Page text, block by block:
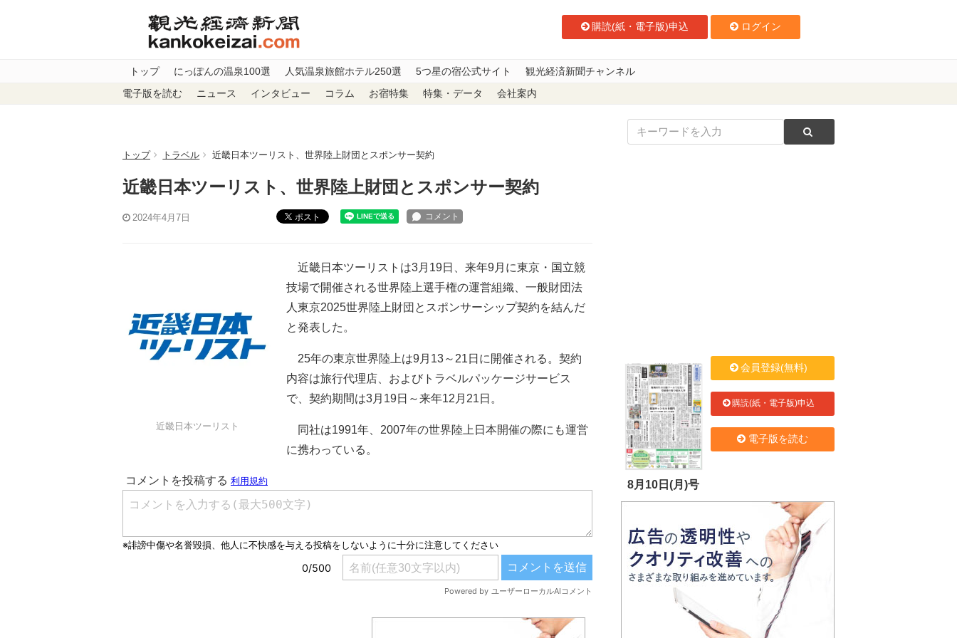
購読(紙・電子版)申込 ログイン
トップ にっぽんの温泉100選 人気温泉旅館ホテル250選 5つ星の宿公式サイト 観光経済新聞チャンネル
電子版を読む ニュース インタビュー コラム お宿特集 特集・データ 会社案内
トップ トラベル 近畿日本ツーリスト、世界陸上財団とスポンサー契約
近畿日本ツーリスト、世界陸上財団とスポンサー契約
2024年4月7日 ポスト
近畿日本ツーリスト
近畿日本ツーリストは3月19日、来年9月に東京・国立競
技場で開催される世界陸上選手権の運営組織、一般財団法
人東京2025世界陸上財団とスポンサーシップ契約を結んだ
と発表した。
25年の東京世界陸上は9月13～21日に開催される。契約
内容は旅行代理店、およびトラベルパッケージサービス
で、契約期間は3月19日～来年12月21日。
同社は1991年、2007年の世界陸上日本開催の際にも運営
に携わっている。
8月10日(月)号
会員登録(無料)
購読(紙・電子版)申込
電子版を読む